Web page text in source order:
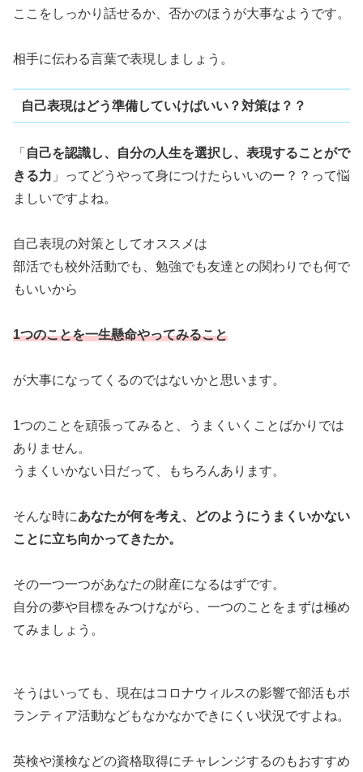
ここをしっかり話せるか、否かのほうが大事なようです。
相手に伝わる言葉で表現しましょう。
自己表現はどう準備していけばいい？対策は？？
「 自己を認識し、自分の人生を選択し、表現することがで
きる力 」ってどうやって身につけたらいいのー？？って悩
ましいですよね。
自己表現の対策としてオススメは
部活でも校外活動でも、勉強でも友達との関わりでも何で
もいいから
1つのことを一生懸命やってみること
が大事になってくるのではないかと思います。
1つのことを頑張ってみると、うまくいくことばかりでは
ありません。
うまくいかない日だって、もちろんあります。
そんな時にあなたが何を考え、どのようにうまくいかない
ことに立ち向かってきたか。
その一つ一つがあなたの財産になるはずです。
自分の夢や目標をみつけながら、一つのことをまずは極め
てみましょう。
そうはいっても、現在はコロナウィルスの影響で部活もボ
ランティア活動などもなかなかできにくい状況ですよね。
英検や漢検などの資格取得にチャレンジするのもおすすめ